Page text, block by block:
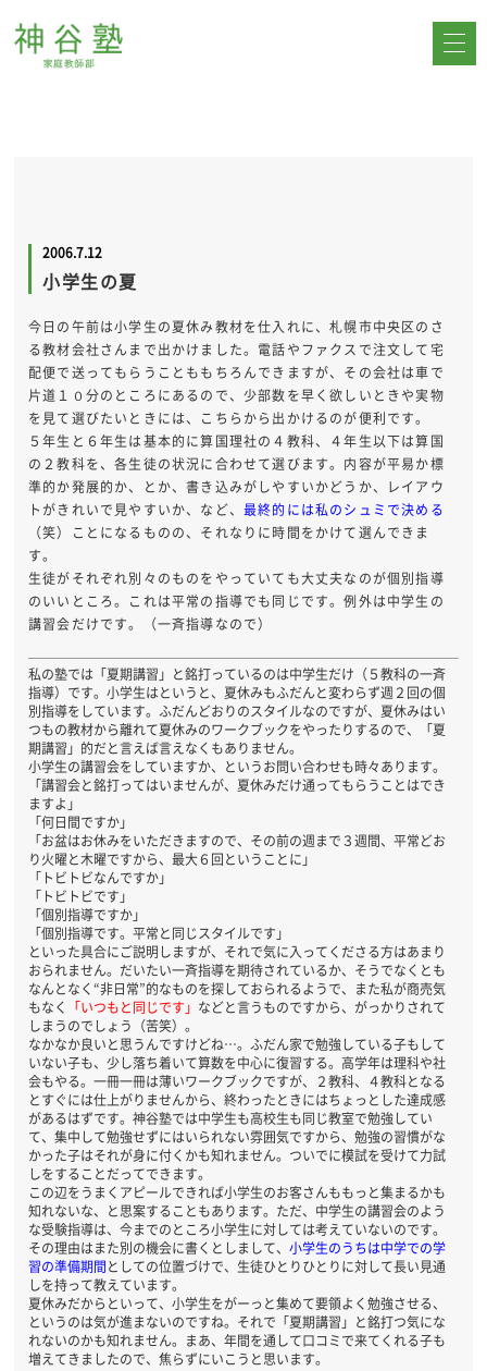
2006.7.12
小学生の夏
今日の午前は小学生の夏休み教材を仕入れに、札幌市中央区のさ
る教材会社さんまで出かけました。電話やファクスで注文して宅
配便で送ってもらうことももちろんできますが、その会社は車で
片道１０分のところにあるので、少部数を早く欲しいときや実物
を見て選びたいときには、こちらから出かけるのが便利です。
５年生と６年生は基本的に算国理社の４教科、４年生以下は算国
の２教科を、各生徒の状況に合わせて選びます。内容が平易か標
準的か発展的か、とか、書き込みがしやすいかどうか、レイアウ
トがきれいで見やすいか、など、最終的には私のシュミで決める
（笑）ことになるものの、それなりに時間をかけて選んできま
す。
生徒がそれぞれ別々のものをやっていても大丈夫なのが個別指導
のいいところ。これは平常の指導でも同じです。例外は中学生の
講習会だけです。（一斉指導なので）
私の塾では「夏期講習」と銘打っているのは中学生だけ（５教科の一斉
指導）です。小学生はというと、夏休みもふだんと変わらず週２回の個
別指導をしています。ふだんどおりのスタイルなのですが、夏休みはい
つもの教材から離れて夏休みのワークブックをやったりするので、「夏
期講習」的だと言えば言えなくもありません。
小学生の講習会をしていますか、というお問い合わせも時々あります。
「講習会と銘打ってはいませんが、夏休みだけ通ってもらうことはでき
ますよ」
「何日間ですか」
「お盆はお休みをいただきますので、その前の週まで３週間、平常どお
り火曜と木曜ですから、最大６回ということに」
「トビトビなんですか」
「トビトビです」
「個別指導ですか」
「個別指導です。平常と同じスタイルです」
といった具合にご説明しますが、それで気に入ってくださる方はあまり
おられません。だいたい一斉指導を期待されているか、そうでなくとも
なんとなく“非日常”的なものを探しておられるようで、また私が商売気
もなく 「いつもと同じです」 などと言うものですから、がっかりされて
しまうのでしょう（苦笑）。
なかなか良いと思うんですけどね…。ふだん家で勉強している子もして
いない子も、少し落ち着いて算数を中心に復習する。高学年は理科や社
会もやる。一冊一冊は薄いワークブックですが、２教科、４教科となる
とすぐには仕上がりませんから、終わったときにはちょっとした達成感
があるはずです。神谷塾では中学生も高校生も同じ教室で勉強してい
て、集中して勉強せずにはいられない雰囲気ですから、勉強の習慣がな
かった子はそれが身に付くかも知れません。ついでに模試を受けて力試
しをすることだってできます。
この辺をうまくアピールできれば小学生のお客さんももっと集まるかも
知れないな、と思案することもあります。ただ、中学生の講習会のよう
な受験指導は、今までのところ小学生に対しては考えていないのです。
その理由はまた別の機会に書くとしまして、小学生のうちは中学での学
習の準備期間としての位置づけで、生徒ひとりひとりに対して長い見通
しを持って教えています。
夏休みだからといって、小学生をがーっと集めて要領よく勉強させる、
というのは気が進まないのですね。それで「夏期講習」と銘打つ気にな
れないのかも知れません。まあ、年間を通して口コミで来てくれる子も
増えてきましたので、焦らずにいこうと思います。